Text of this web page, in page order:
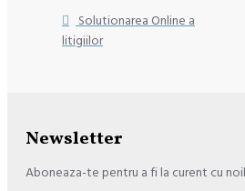
Solutionarea Online a
litigiilor
Newsletter
Aboneaza-te pentru a fi la curent cu